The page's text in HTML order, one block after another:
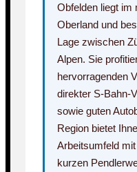
Obfelden liegt im
Oberland und
Lage zwischen
Alpen. Sie
hervorragenden
direkter S-Bahn-
sowie guten
Region bietet
Arbeitsumfeld
kurzen